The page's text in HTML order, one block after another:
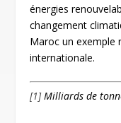
énergies
changement
Maroc un exemple
internationale.
[1]Milliards de